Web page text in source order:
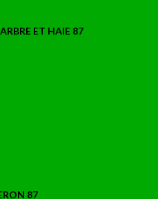
ET HAIE 87
87